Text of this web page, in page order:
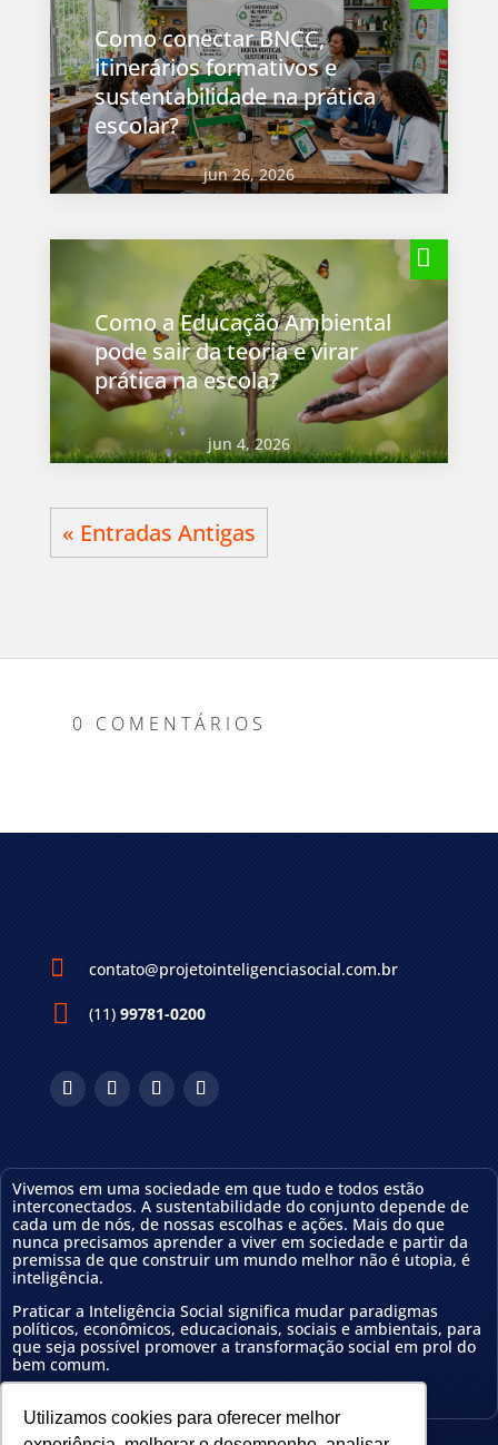
Utilizamos cookies para oferecer melhor
Como conectar BNCC,
itinerários formativos e
sustentabilidade na prática
escolar?
jun 26, 2026
Como a Educação Ambiental
pode sair da teoria e virar
prática na escola?
jun 4, 2026
« Entradas Antigas
0 COMENTÁRIOS
 contato@projetointeligenciasocial.com.br
(11) 99781-0200
Vivemos em uma sociedade em que tudo e todos estão
interconectados. A sustentabilidade do conjunto depende de
cada um de nós, de nossas escolhas e ações. Mais do que
nunca precisamos aprender a viver em sociedade e partir da
premissa de que construir um mundo melhor não é utopia, é
inteligência.
Praticar a Inteligência Social significa mudar paradigmas
políticos, econômicos, educacionais, sociais e ambientais, para
que seja possível promover a transformação social em prol do
bem comum.